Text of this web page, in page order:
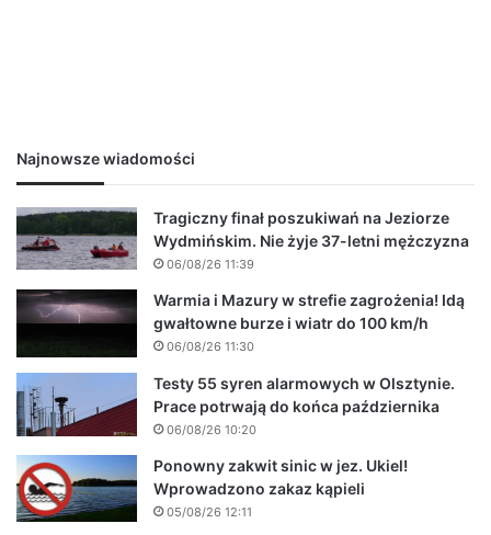
Najnowsze wiadomości
Tragiczny finał poszukiwań na Jeziorze
Wydmińskim. Nie żyje 37-letni mężczyzna
06/08/26 11:39
Warmia i Mazury w strefie zagrożenia! Idą
gwałtowne burze i wiatr do 100 km/h
06/08/26 11:30
Testy 55 syren alarmowych w Olsztynie.
Prace potrwają do końca października
06/08/26 10:20
Ponowny zakwit sinic w jez. Ukiel!
Wprowadzono zakaz kąpieli
05/08/26 12:11